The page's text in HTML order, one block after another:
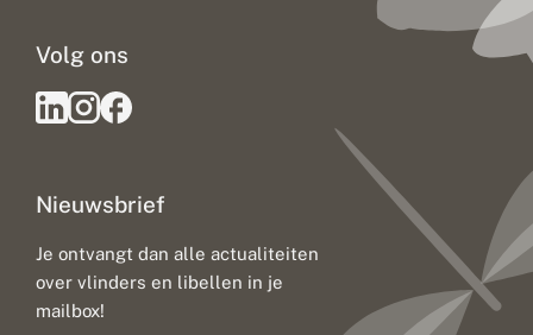
Nieuwsbrief
Je ontvangt dan alle actualiteiten
over vlinders en libellen in je
mailbox!
Volg ons